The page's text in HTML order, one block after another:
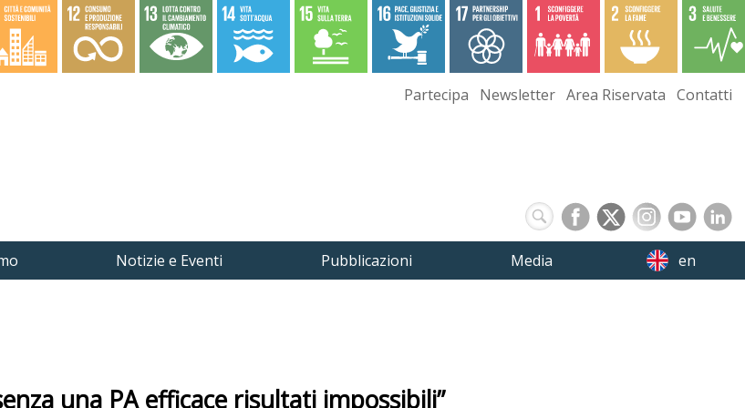
Partecipa Newsletter Area Riservata Contatti
Notizie e Eventi Pubblicazioni Media en
una PA efficace risultati impossibili”